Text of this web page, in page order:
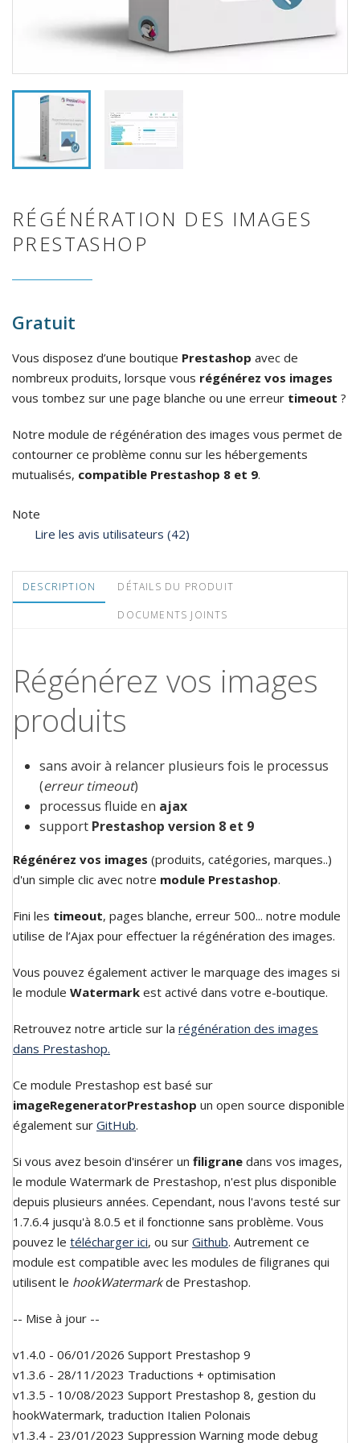
RÉGÉNÉRATION DES IMAGES
PRESTASHOP
Gratuit
Vous disposez d’une boutique Prestashop avec de
nombreux produits, lorsque vous régénérez vos images
vous tombez sur une page blanche ou une erreur timeout ?
Notre module de régénération des images vous permet de
contourner ce problème connu sur les hébergements
mutualisés, compatible Prestashop 8 et 9.
Note
Lire les avis utilisateurs (42)
DESCRIPTION DÉTAILS DU PRODUIT
DOCUMENTS JOINTS
Régénérez vos images
produits
sans avoir à relancer plusieurs fois le processus
(erreur timeout)
processus fluide en ajax
support Prestashop version 8 et 9
Régénérez vos images (produits, catégories, marques..)
d'un simple clic avec notre module Prestashop.
Fini les timeout, pages blanche, erreur 500... notre module
utilise de l’Ajax pour effectuer la régénération des images.
Vous pouvez également activer le marquage des images si
le module Watermark est activé dans votre e-boutique.
Retrouvez notre article sur la régénération des images
dans Prestashop.
Ce module Prestashop est basé sur
imageRegeneratorPrestashop un open source disponible
également sur GitHub.
Si vous avez besoin d'insérer un filigrane dans vos images,
le module Watermark de Prestashop, n'est plus disponible
depuis plusieurs années. Cependant, nous l'avons testé sur
1.7.6.4 jusqu'à 8.0.5 et il fonctionne sans problème. Vous
pouvez le télécharger ici, ou sur Github. Autrement ce
module est compatible avec les modules de filigranes qui
utilisent le hookWatermarkde Prestashop.
-- Mise à jour --
v1.4.0 - 06/01/2026 Support Prestashop 9
v1.3.6 - 28/11/2023 Traductions + optimisation
v1.3.5 - 10/08/2023 Support Prestashop 8, gestion du
hookWatermark, traduction Italien Polonais
v1.3.4 - 23/01/2023 Suppression Warning mode debug